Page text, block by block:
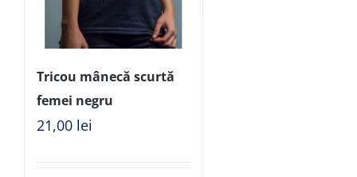
Tricou mânecă scurtă
femei negru
21,00 lei